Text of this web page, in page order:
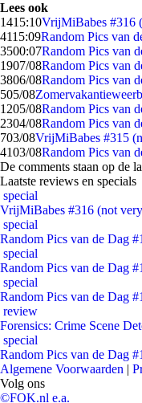
Lees ook
1415:10VrijMiBabes #316
4115:09Random Pics van
3500:07Random Pics van
1907/08Random Pics van
3806/08Random Pics van
505/08
1205/08Random Pics van
2304/08Random Pics van
703/08VrijMiBabes #315
4103/08Random Pics van
De comments staan op de
Laatste reviews en specials
special
VrijMiBabes #316 (not
special
Random Pics van de Dag
special
Random Pics van de Dag
special
Random Pics van de Dag
review
Forensics: Crime Scene
special
Random Pics van de Dag
Algemene Voorwaarden |
Volg ons
©FOK.nl e.a.